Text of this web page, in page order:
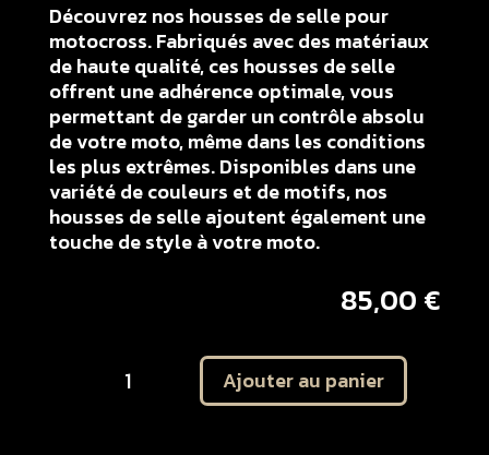
Découvrez nos housses de selle pour
motocross. Fabriqués avec des matériaux
de haute qualité, ces housses de selle
offrent une adhérence optimale, vous
permettant de garder un contrôle absolu
de votre moto, même dans les conditions
les plus extrêmes. Disponibles dans une
variété de couleurs et de motifs, nos
housses de selle ajoutent également une
touche de style à votre moto.
85,00 €
Ajouter au panier